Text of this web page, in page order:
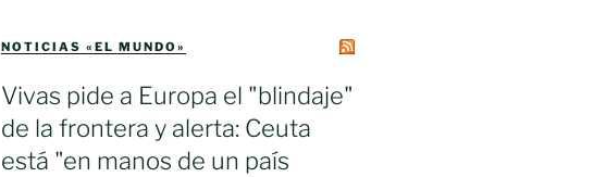
NOTICIAS «EL MUNDO»
Vivas pide a Europa el "blindaje"
de la frontera y alerta: Ceuta
está "en manos de un país